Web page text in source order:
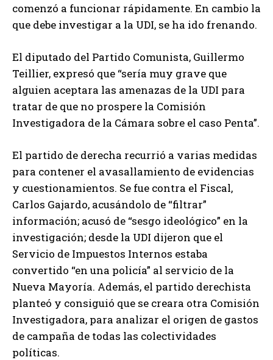
comenzó a funcionar rápidamente. En cambio la
que debe investigar a la UDI, se ha ido frenando.
El diputado del Partido Comunista, Guillermo
Teillier, expresó que “sería muy grave que
alguien aceptara las amenazas de la UDI para
tratar de que no prospere la Comisión
Investigadora de la Cámara sobre el caso Penta”.
El partido de derecha recurrió a varias medidas
para contener el avasallamiento de evidencias
y cuestionamientos. Se fue contra el Fiscal,
Carlos Gajardo, acusándolo de “filtrar”
información; acusó de “sesgo ideológico” en la
investigación; desde la UDI dijeron que el
Servicio de Impuestos Internos estaba
convertido “en una policía” al servicio de la
Nueva Mayoría. Además, el partido derechista
planteó y consiguió que se creara otra Comisión
Investigadora, para analizar el origen de gastos
de campaña de todas las colectividades
políticas.